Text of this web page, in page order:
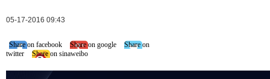
05-17-2016 09:43
Share on facebook Share on google
Share on
twitter
Share on sinaweibo